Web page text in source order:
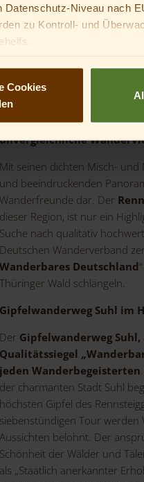
Niveau nach
zu Kontroll- und
Cookies
Der Thüringer Wald, ein
unvergleichliche
Mit seinen dichten Misch- und
und beeindruckenden
Wanderfreunde dar. Der
dieser Region, ist nur ein
Suche nach qualitativ
Deutschen Wanderverband
Wanderbares Deutschland
Thüringer Wald schlängeln.
Gipfelwanderweg Suhl im
Der Gipfelwanderweg
Qualitätssiegel
jeden Wanderbegeisterten
der charmanten Stadt Suhl
höchsten Gipfel des
siebenstündigen Tour
Aussichten belohnt. Der
Schönheit der Wälder und
als „Staatlich anerkannter